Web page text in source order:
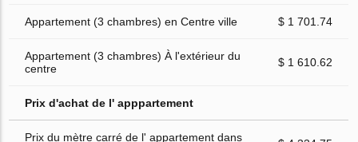
Appartement (3 chambres) en Centre ville $ 1 701.74
Appartement (3 chambres) À l'extérieur du
centre
$ 1 610.62
Prix d'achat de l' apppartement
Prix du mètre carré de l' appartement dans